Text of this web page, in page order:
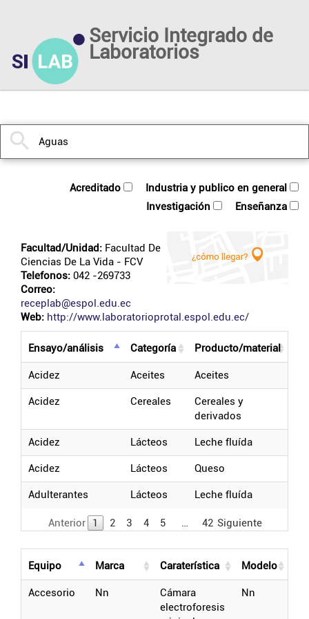
Servicio Integrado de
Laboratorios
acreditado
industria y publico en general
investigación
enseñanza
Facultad/Unidad: Facultad De
Ciencias De La Vida - FCV
Telefonos: 042 -269733
Correo:
receplab@espol.edu.ec
Web: http://www.laboratorioprotal.espol.edu.ec/
ensayo/análisis categoría producto/material
acidez aceites aceites
acidez cereales
cereales y
derivados
acidez lácteos leche fluída
acidez lácteos queso
adulterantes lácteos leche fluída
Anterior 1 2 3 4 5 … 42 Siguiente
equipo marca caraterística modelo
accesorio nn
cámara
electroforesis
nn